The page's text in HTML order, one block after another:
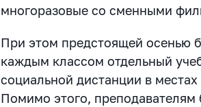
многоразовые со сменными
При этом предстоящей осенью
каждым классом отдельный
социальной дистанции в
Помимо этого,